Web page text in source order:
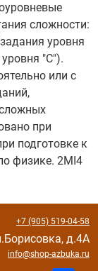
сложности:
уровня
"С").
или с
при
подготовке к
физике. 2MI4
+7 (905) 519-04-58
д.4А
info@shop-azbuka.ru